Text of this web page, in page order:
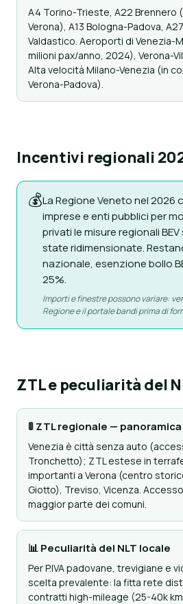
A4 Torino-Trieste, A22 Brennero
Verona), A13 Bologna-Padova,
Valdastico. Aeroporti di Venezia-
milioni pax/anno, 2024), Verona-
Alta velocità Milano-Venezia (in
Verona-Padova).
Incentivi regionali
💰La Regione Veneto nel 2026
imprese e enti pubblici per
privati le misure regionali
state ridimensionate.
nazionale, esenzione bollo
25%.
Importi e finestre possono variare:
Regione e il portale bandi prima di
ZTL e peculiarità del
🚦 ZTL regionale — panoramica
Venezia è città senza auto
Tronchetto); ZTL estese in
importanti a Verona (centro
Giotto), Treviso, Vicenza.
maggior parte dei comuni.
📊 Peculiarità del NLT locale
Per P.IVA padovane, trevigiane e
scelta prevalente: la fitta rete
contratti high-mileage (25-40k